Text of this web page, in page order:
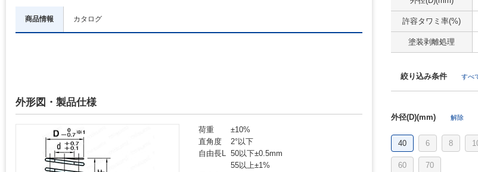
商品情報 カタログ
外形図・製品仕様
荷重
±10%
直角度
2°以下
自由長L 50以下±0.5mm
55以上±1%
許容タワミ率(%)
塗装剥離処理
絞り込み条件 すべ
外径(D)(mm) 解除
40 6 8
60 70